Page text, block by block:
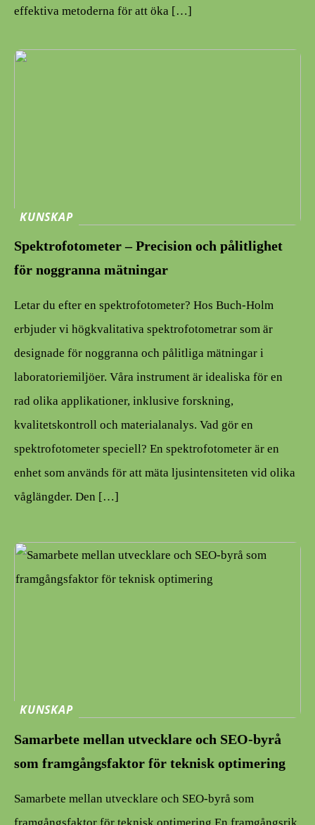
effektiva metoderna för att öka […]
KUNSKAP
Spektrofotometer – Precision och pålitlighet
för noggranna mätningar
Letar du efter en spektrofotometer? Hos Buch-Holm
erbjuder vi högkvalitativa spektrofotometrar som är
designade för noggranna och pålitliga mätningar i
laboratoriemiljöer. Våra instrument är idealiska för en
rad olika applikationer, inklusive forskning,
kvalitetskontroll och materialanalys. Vad gör en
spektrofotometer speciell? En spektrofotometer är en
enhet som används för att mäta ljusintensiteten vid olika
våglängder. Den […]
KUNSKAP
Samarbete mellan utvecklare och SEO-byrå
som framgångsfaktor för teknisk optimering
Samarbete mellan utvecklare och SEO-byrå som